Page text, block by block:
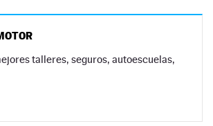
talleres, seguros, autoescuelas,